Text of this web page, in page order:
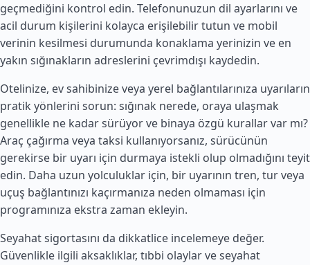
geçmediğini kontrol edin. Telefonunuzun dil ayarlarını ve
acil durum kişilerini kolayca erişilebilir tutun ve mobil
verinin kesilmesi durumunda konaklama yerinizin ve en
yakın sığınakların adreslerini çevrimdışı kaydedin.
Otelinize, ev sahibinize veya yerel bağlantılarınıza uyarıların
pratik yönlerini sorun: sığınak nerede, oraya ulaşmak
genellikle ne kadar sürüyor ve binaya özgü kurallar var mı?
Araç çağırma veya taksi kullanıyorsanız, sürücünün
gerekirse bir uyarı için durmaya istekli olup olmadığını teyit
edin. Daha uzun yolculuklar için, bir uyarının tren, tur veya
uçuş bağlantınızı kaçırmanıza neden olmaması için
programınıza ekstra zaman ekleyin.
Seyahat sigortasını da dikkatlice incelemeye değer.
Güvenlikle ilgili aksaklıklar, tıbbi olaylar ve seyahat